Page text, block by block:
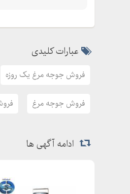
عبارات کلیدی
فروش جوجه مرغ یک روزه
فروش جوجه مرغ
ادامه آگهی ها